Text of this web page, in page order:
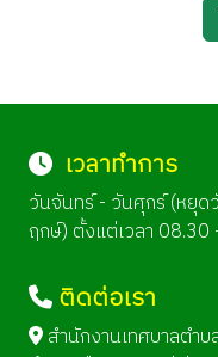
เวลาทำการ
วันจันทร์ - วันศุกร์ (หยุด
ฤกษ์) ตั้งแต่เวลา 08.30
ติดต่อเรา
สำนักงานเทศบาลตำ